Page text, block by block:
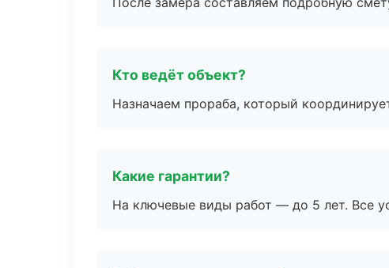
Кто ведёт объект?
Назначаем прораба, который
Какие гарантии?
На ключевые виды работ — до 5 лет. Все